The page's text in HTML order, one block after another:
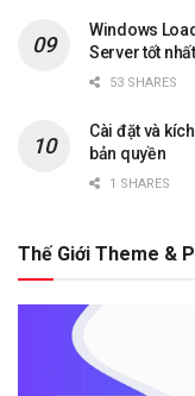
Windows
Server tốt
53 SHARES
Cài đặt và
bản quyền
1 SHARES
Thế Giới Theme &